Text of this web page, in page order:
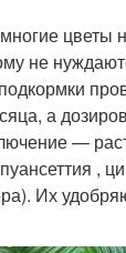
цветы
не
а
—
,
Их